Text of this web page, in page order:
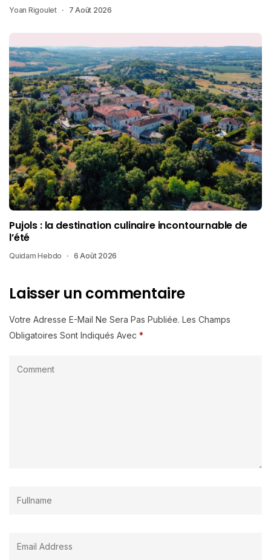
Yoan Rigoulet 7 Août 2026
Pujols : la destination culinaire incontournable de
l’été
Quidam Hebdo 6 Août 2026
Laisser un commentaire
Votre Adresse E-Mail Ne Sera Pas Publiée. Les Champs
Obligatoires Sont Indiqués Avec *